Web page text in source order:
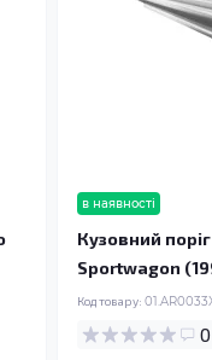
в наявності
Кузовний
Sportwagon
Код товару:
0